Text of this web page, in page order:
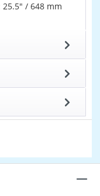
/ 648 mm